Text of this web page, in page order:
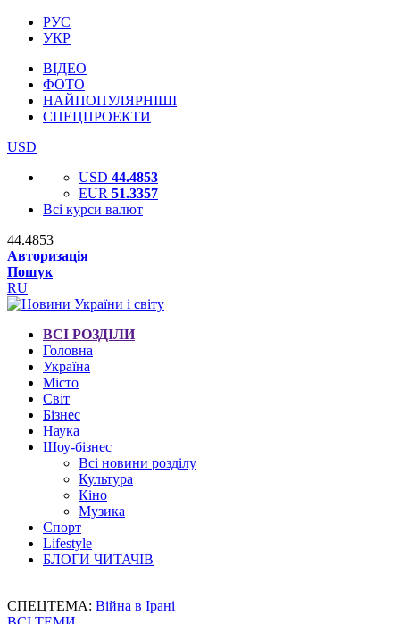
РУС
УКР
ВІДЕО
ФОТО
НАЙПОПУЛЯРНІШІ
СПЕЦПРОЕКТИ
USD
USD 44.4853
EUR 51.3357
Всі курси валют
44.4853
Авторизація
Пошук
RU
ВСІ РОЗДІЛИ
Головна
Україна
Місто
Світ
Бізнес
Наука
Шоу-бізнес
Всі новини розділу
Культура
Кіно
Музика
Спорт
Lifestyle
БЛОГИ ЧИТАЧІВ
СПЕЦТЕМА: Війна в Ірані